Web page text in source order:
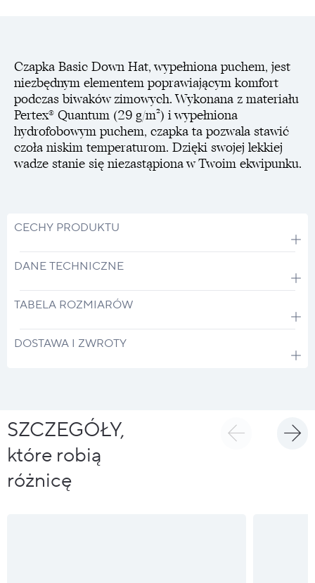
Czapka Basic Down Hat, wypełniona puchem, jest
niezbędnym elementem poprawiającym komfort
podczas biwaków zimowych. Wykonana z materiału
Pertex® Quantum (29 g/m²) i wypełniona
hydrofobowym puchem, czapka ta pozwala stawić
czoła niskim temperaturom. Dzięki swojej lekkiej
wadze stanie się niezastąpiona w Twoim ekwipunku.
CECHY PRODUKTU
DANE TECHNICZNE
TABELA ROZMIARÓW
DOSTAWA I ZWROTY
SZCZEGÓŁY,
które robią
różnicę